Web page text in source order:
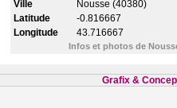
Ville
Nousse (40380)
Latitude
-0.816667
Longitude
43.716667
Infos et photos de
Grafix &